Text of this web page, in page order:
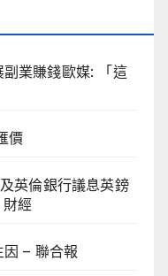
業賺錢歐媒: 「這
價
英倫銀行議息英鎊
經
– 聯合報